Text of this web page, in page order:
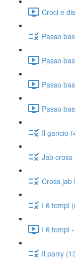
Croci e
Passo
Passo
Passo
Passo
Il gancio
Jab cross
Cross jab
I 6 tempi
I 6 tempi
Il parry